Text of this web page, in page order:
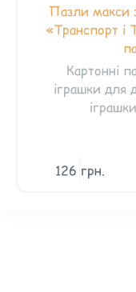
Пазли
«Транспорт і
Картонні
іграшки для
126 грн.